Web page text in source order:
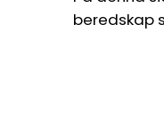
beredskap